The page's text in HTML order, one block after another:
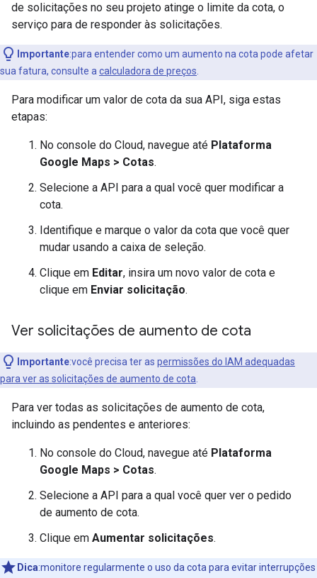
de solicitações no seu projeto atinge o limite da cota, o
serviço para de responder às solicitações.
Importante:para entender como um aumento na cota pode afetar
sua fatura, consulte a calculadora de preços
Para modificar um valor de cota da sua API, siga estas
etapas:
No console do Cloud, navegue até Plataforma
Google Maps > Cotas.
Selecione a API para a qual você quer modificar a
cota.
Identifique e marque o valor da cota que você quer
mudar usando a caixa de seleção.
Clique em Editar, insira um novo valor de cota e
clique em Enviar solicitação.
Ver solicitações de aumento de cota
Importante:você precisa ter as permissões do IAM adequadas
para ver as solicitações de aumento de cota
Para ver todas as solicitações de aumento de cota,
incluindo as pendentes e anteriores:
No console do Cloud, navegue até Plataforma
Google Maps > Cotas.
Selecione a API para a qual você quer ver o pedido
de aumento de cota.
Clique em Aumentar solicitações.
Dica:monitore regularmente o uso da cota para evitar interrupções